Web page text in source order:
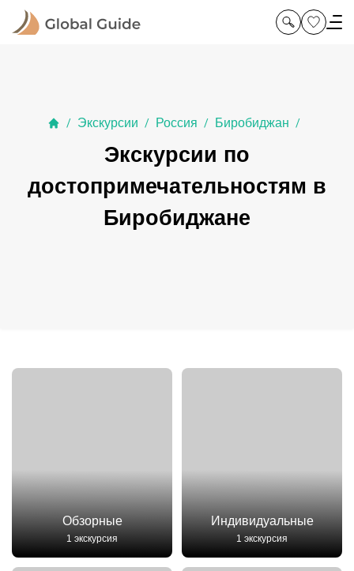
/ Экскурсии / Россия / Биробиджан /
Экскурсии по
достопримечательностям в
Биробиджане
Обзорные
1 экскурсия
Индивидуальные
1 экскурсия